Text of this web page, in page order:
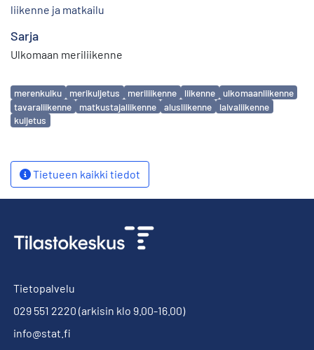
liikenne ja matkailu
Sarja
Ulkomaan meriliikenne
Avainsanat
merenkulku merikuljetus meriliikenne liikenne
ulkomaanliikenne
tavaraliikenne
matkustajaliikenne alusliikenne
laivaliikenne
kuljetus
Tietueen kaikki tiedot
Tietopalvelu
029 551 2220 (arkisin klo 9.00-16.00)
info@stat.fi